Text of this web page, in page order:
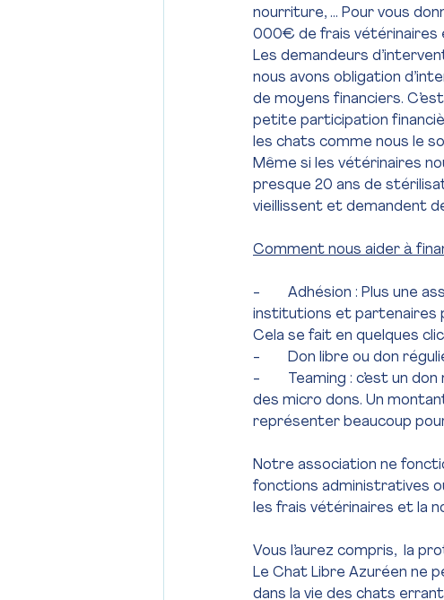
nourriture, … Pour vous
000€ de frais vétérinaires
Les demandeurs
nous avons obligation
de moyens financiers.
petite participation
les chats comme nous le
Même si les vétérinaires
presque 20 ans de
vieillissent et demandent
Comment nous aider à
-        Adhésion : Plus
institutions et partenaires
Cela se fait en quelques
-        Don libre ou don
-        Teaming : c’est
des micro dons. Un
représenter beaucoup
Notre association ne
fonctions administratives
les frais vétérinaires et la
Vous l’aurez compris,  la
Le Chat Libre Azuréen ne
dans la vie des chats